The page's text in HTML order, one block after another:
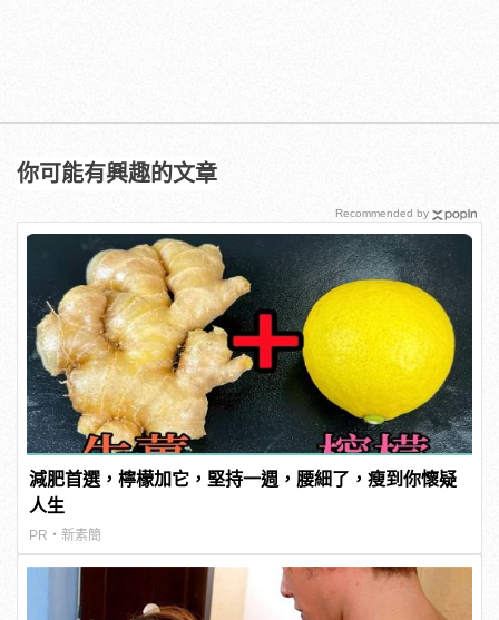
你可能有興趣的文章
減肥首選，檸檬加它，堅持一週，腰細了，瘦到你懷疑
人生
PR・新素簡
Recommended by